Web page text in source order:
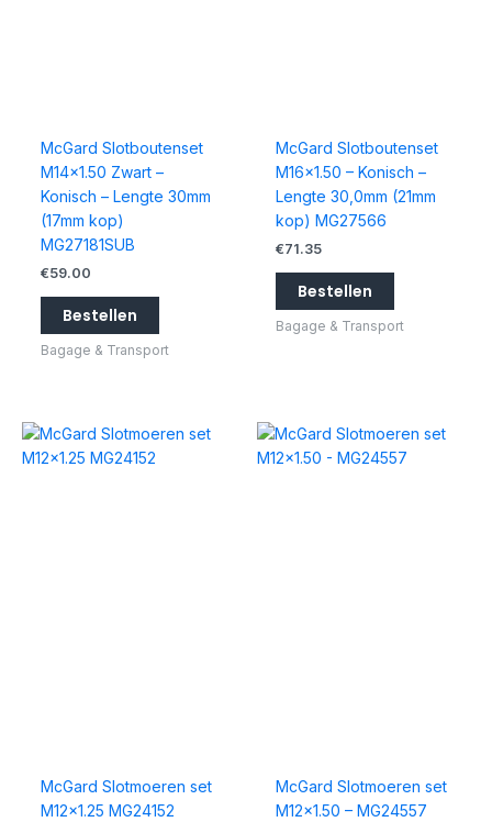
McGard Slotboutenset
M14x1.50 Zwart –
Konisch – Lengte 30mm
(17mm kop)
MG27181SUB
€59.00
Bestellen
Bagage & Transport
McGard Slotboutenset
M16x1.50 – Konisch –
Lengte 30,0mm (21mm
kop) MG27566
€71.35
Bestellen
Bagage & Transport
McGard Slotmoeren set
M12x1.25 MG24152
McGard Slotmoeren set
M12x1.50 – MG24557